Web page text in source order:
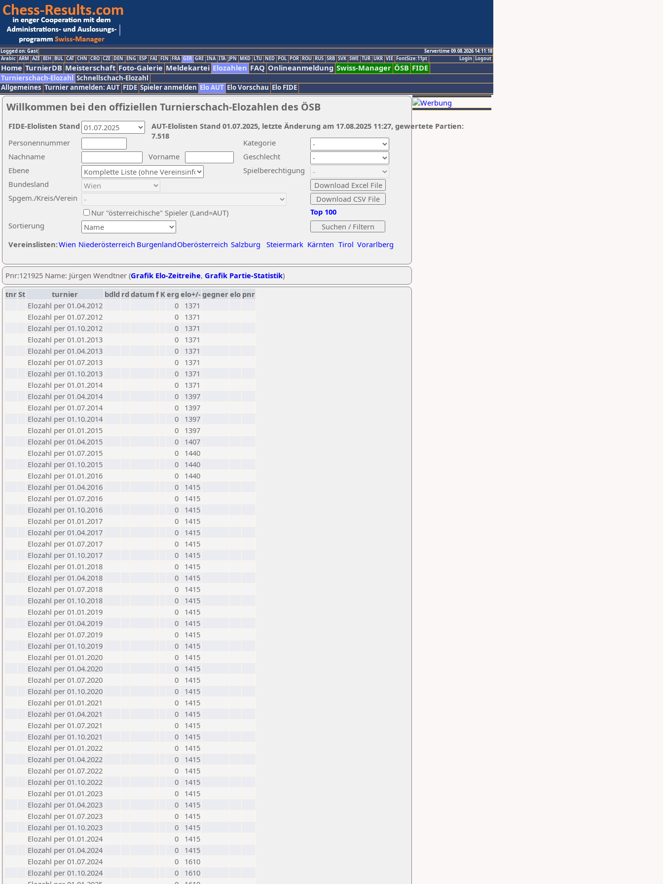
Logged on: Gast
Servertime 09.08.2026 14:11:18
Logout
Login
Arabic ARM AZE BIH BUL CAT CHN CRO CZE DEN ENG ESP FAI FIN FRA GER GRE INA ITA JPN MKD LTU NED POL POR ROU RUS SRB SVK SWE TUR UKR VIE FontSize:11pt
Home TurnierDB Meisterschaft Foto-Galerie Meldekartei Elozahlen FAQ Onlineanmeldung Swiss-Manager ÖSB FIDE
Turnierschach-Elozahl Schnellschach-Elozahl
Allgemeines Turnier anmelden: AUT FIDE Spieler anmelden Elo AUT Elo Vorschau Elo FIDE
Willkommen bei den offiziellen Turnierschach-Elozahlen des ÖSB
Nachname
Vorname
Ebene
Kategorie
Sortierung
Personennummer
Bundesland
Spgem./Kreis/Verein
Geschlecht
Nur "österreichische" Spieler (Land=AUT)
Spielberechtigung
Vereinslisten:Wien Niederösterreich BurgenlandOberösterreich Salzburg Steiermark Kärnten Tirol Vorarlberg
Top 100
AUT-Elolisten Stand 01.07.2025, letzte Änderung am 17.08.2025 11:27, gewertete Partien:
7.518
FIDE-Elolisten Stand
Pnr:121925 Name: Jürgen Wendtner (Grafik Elo-Zeitreihe, Grafik Partie-Statistik)
tnrSt turnier bdld rd datumf Kerg elo+/-gegnerelo pnr
Elozahl per 01.04.2012
0
1371
Elozahl per 01.07.2012
0
1371
Elozahl per 01.10.2012
0
1371
Elozahl per 01.01.2013
0
1371
Elozahl per 01.04.2013
0
1371
Elozahl per 01.07.2013
0
1371
Elozahl per 01.10.2013
0
1371
Elozahl per 01.01.2014
0
1371
Elozahl per 01.04.2014
0
1397
Elozahl per 01.07.2014
0
1397
Elozahl per 01.10.2014
0
1397
Elozahl per 01.01.2015
0
1397
Elozahl per 01.04.2015
0
1407
Elozahl per 01.07.2015
0
1440
Elozahl per 01.10.2015
0
1440
Elozahl per 01.01.2016
0
1440
Elozahl per 01.04.2016
0
1415
Elozahl per 01.07.2016
0
1415
Elozahl per 01.10.2016
0
1415
Elozahl per 01.01.2017
0
1415
Elozahl per 01.04.2017
0
1415
Elozahl per 01.07.2017
0
1415
Elozahl per 01.10.2017
0
1415
Elozahl per 01.01.2018
0
1415
Elozahl per 01.04.2018
0
1415
Elozahl per 01.07.2018
0
1415
Elozahl per 01.10.2018
0
1415
Elozahl per 01.01.2019
0
1415
Elozahl per 01.04.2019
0
1415
Elozahl per 01.07.2019
0
1415
Elozahl per 01.10.2019
0
1415
Elozahl per 01.01.2020
0
1415
Elozahl per 01.04.2020
0
1415
Elozahl per 01.07.2020
0
1415
Elozahl per 01.10.2020
0
1415
Elozahl per 01.01.2021
0
1415
Elozahl per 01.04.2021
0
1415
Elozahl per 01.07.2021
0
1415
Elozahl per 01.10.2021
0
1415
Elozahl per 01.01.2022
0
1415
Elozahl per 01.04.2022
0
1415
Elozahl per 01.07.2022
0
1415
Elozahl per 01.10.2022
0
1415
Elozahl per 01.01.2023
0
1415
Elozahl per 01.04.2023
0
1415
Elozahl per 01.07.2023
0
1415
Elozahl per 01.10.2023
0
1415
Elozahl per 01.01.2024
0
1415
Elozahl per 01.04.2024
0
1415
Elozahl per 01.07.2024
0
1610
Elozahl per 01.10.2024
0
1610